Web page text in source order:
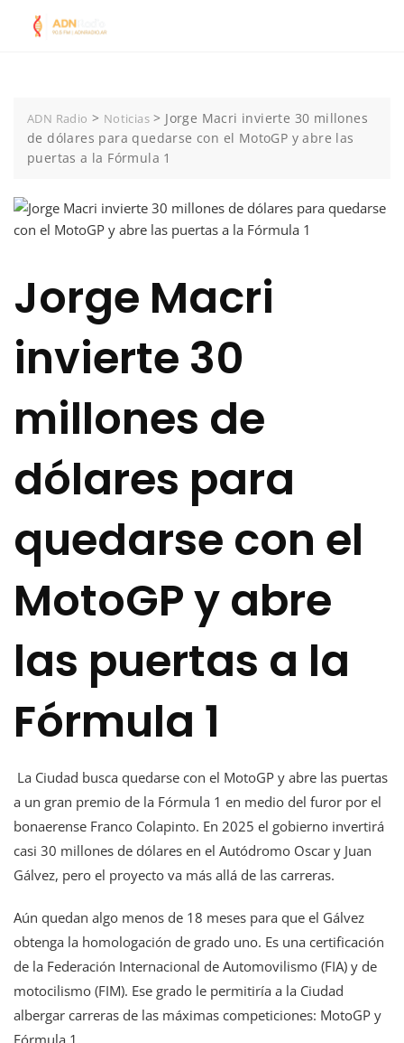
ADN Radio > Noticias > Jorge Macri invierte 30 millones
de dólares para quedarse con el MotoGP y abre las
puertas a la Fórmula 1
Jorge Macri
invierte 30
millones de
dólares para
quedarse con el
MotoGP y abre
las puertas a la
Fórmula 1
La Ciudad busca quedarse con el MotoGP y abre las puertas
a un gran premio de la Fórmula 1 en medio del furor por el
bonaerense Franco Colapinto. En 2025 el gobierno invertirá
casi 30 millones de dólares en el Autódromo Oscar y Juan
Gálvez, pero el proyecto va más allá de las carreras.
Aún quedan algo menos de 18 meses para que el Gálvez
obtenga la homologación de grado uno. Es una certificación
de la Federación Internacional de Automovilismo (FIA) y de
motocilismo (FIM). Ese grado le permitiría a la Ciudad
albergar carreras de las máximas competiciones: MotoGP y
Fórmula 1.